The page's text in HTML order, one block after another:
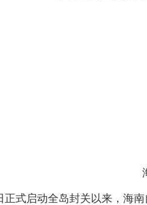
正式启动全岛封关以来，海